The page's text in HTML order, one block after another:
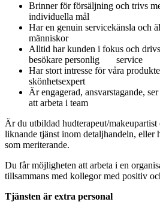
Brinner för försäljning och trivs
individuella mål
Har en genuin servicekänsla och
människor
Alltid har kunden i fokus och
besökare personlig service
Har stort intresse för våra
skönhetsexpert
Är engagerad, ansvarstagande,
att arbeta i team
Är du utbildad hudterapeut/makeupartist
liknande tjänst inom detaljhandeln, eller
som meriterande.
Du får möjligheten att arbeta i en
tillsammans med kollegor med positiv
Tjänsten är extra personal